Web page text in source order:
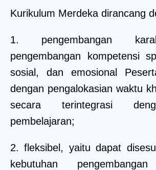
Kurikulum Merdeka dirancang
1. pengembangan
pengembangan kompetensi
sosial, dan emosional
dengan pengalokasian waktu
secara terintegrasi
pembelajaran;
2. fleksibel, yaitu dapat
kebutuhan